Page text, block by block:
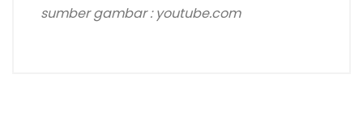
sumber gambar : youtube.com